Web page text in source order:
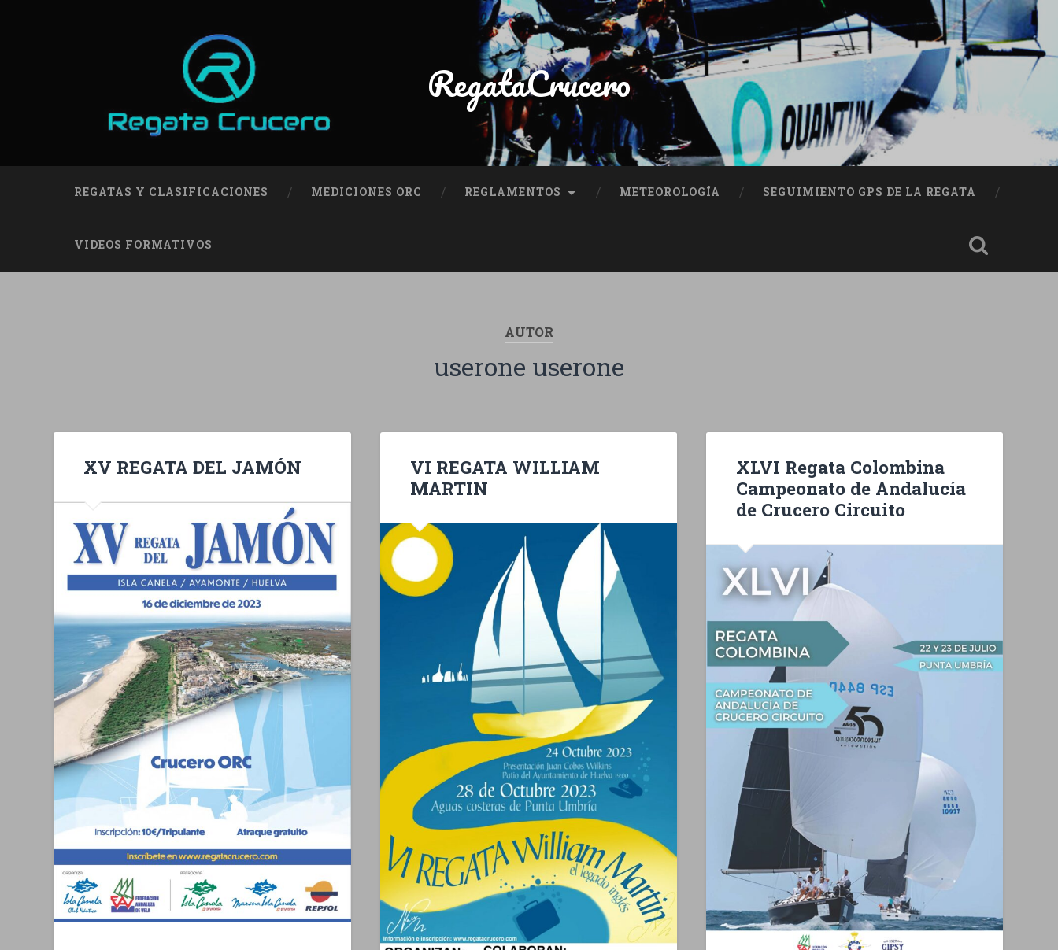
RegataCrucero
REGATAS Y CLASIFICACIONES MEDICIONES ORC REGLAMENTOS METEOROLOGÍA SEGUIMIENTO GPS DE LA REGATA
VIDEOS FORMATIVOS
AUTOR
userone userone
XV REGATA DEL JAMÓN
VI REGATA WILLIAM
MARTIN
XLVI Regata Colombina
Campeonato de Andalucía
de Crucero Circuito